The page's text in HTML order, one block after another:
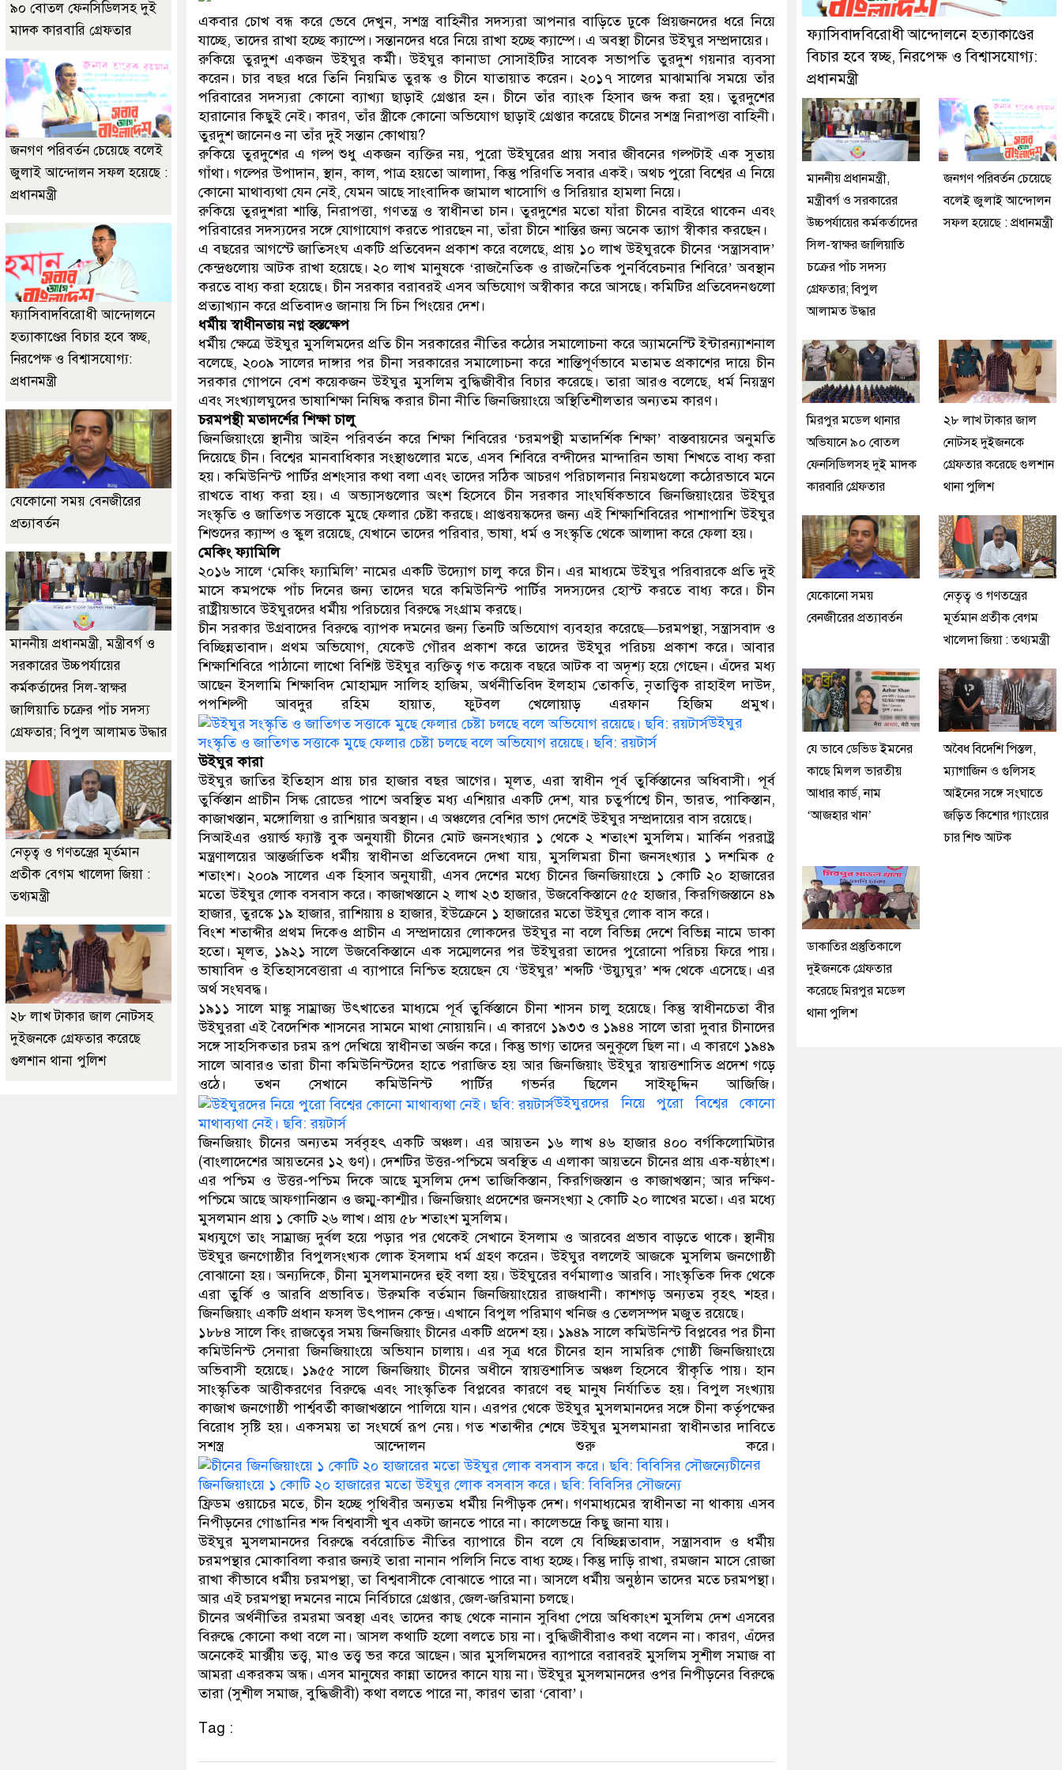
ডাকাতির প্রস্তুতিকালে দুইজনকে গ্রেফতার করেছে মিরপুর মডেল থানা পুলিশ
একবার চোখ বন্ধ করে ভেবে দেখুন, সশস্ত্র বাহিনীর সদস্যরা আপনার বাড়িতে ঢুকে প্রিয়জনদের ধরে নিয়ে
যাচ্ছে, তাদের রাখা হচ্ছে ক্যাম্পে। সন্তানদের ধরে নিয়ে রাখা হচ্ছে ক্যাম্পে। এ অবস্থা চীনের উইঘুর সম্প্রদায়ের।
রুকিয়ে তুরদুশ একজন উইঘুর কর্মী। উইঘুর কানাডা সোসাইটির সাবেক সভাপতি তুরদুশ গয়নার ব্যবসা
করেন। চার বছর ধরে তিনি নিয়মিত তুরস্ক ও চীনে যাতায়াত করেন। ২০১৭ সালের মাঝামাঝি সময়ে তাঁর
পরিবারের সদস্যরা কোনো ব্যাখ্যা ছাড়াই গ্রেপ্তার হন। চীনে তাঁর ব্যাংক হিসাব জব্দ করা হয়। তুরদুশের
হারানোর কিছুই নেই। কারণ, তাঁর স্ত্রীকে কোনো অভিযোগ ছাড়াই গ্রেপ্তার করেছে চীনের সশস্ত্র নিরাপত্তা বাহিনী।
তুরদুশ জানেনও না তাঁর দুই সন্তান কোথায়?
রুকিয়ে তুরদুশের এ গল্প শুধু একজন ব্যক্তির নয়, পুরো উইঘুরের প্রায় সবার জীবনের গল্পটাই এক সুতায়
গাঁথা। গল্পের উপাদান, স্থান, কাল, পাত্র হয়তো আলাদা, কিন্তু পরিণতি সবার একই। অথচ পুরো বিশ্বের এ নিয়ে
কোনো মাথাব্যথা যেন নেই, যেমন আছে সাংবাদিক জামাল খাসোগি ও সিরিয়ার হামলা নিয়ে।
রুকিয়ে তুরদুশরা শান্তি, নিরাপত্তা, গণতন্ত্র ও স্বাধীনতা চান। তুরদুশের মতো যাঁরা চীনের বাইরে থাকেন এবং
পরিবারের সদস্যদের সঙ্গে যোগাযোগ করতে পারছেন না, তাঁরা চীনে শান্তির জন্য অনেক ত্যাগ স্বীকার করছেন।
এ বছরের আগস্টে জাতিসংঘ একটি প্রতিবেদন প্রকাশ করে বলেছে, প্রায় ১০ লাখ উইঘুরকে চীনের ‘সন্ত্রাসবাদ’
কেন্দ্রগুলোয় আটক রাখা হয়েছে। ২০ লাখ মানুষকে ‘রাজনৈতিক ও রাজনৈতিক পুনর্বিবেচনার শিবিরে’ অবস্থান
করতে বাধ্য করা হয়েছে। চীন সরকার বরাবরই এসব অভিযোগ অস্বীকার করে আসছে। কমিটির প্রতিবেদনগুলো
প্রত্যাখ্যান করে প্রতিবাদও জানায় সি চিন পিংয়ের দেশ।
ধর্মীয় স্বাধীনতায় নগ্ন হস্তক্ষেপ
ধর্মীয় ক্ষেত্রে উইঘুর মুসলিমদের প্রতি চীন সরকারের নীতির কঠোর সমালোচনা করে অ্যামনেস্টি ইন্টারন্যাশনাল
বলেছে, ২০০৯ সালের দাঙ্গার পর চীনা সরকারের সমালোচনা করে শান্তিপূর্ণভাবে মতামত প্রকাশের দায়ে চীন
সরকার গোপনে বেশ কয়েকজন উইঘুর মুসলিম বুদ্ধিজীবীর বিচার করেছে। তারা আরও বলেছে, ধর্ম নিয়ন্ত্রণ
এবং সংখ্যালঘুদের ভাষাশিক্ষা নিষিদ্ধ করার চীনা নীতি জিনজিয়াংয়ে অস্থিতিশীলতার অন্যতম কারণ।
চরমপন্থী মতাদর্শের শিক্ষা চালু
জিনজিয়াংয়ে স্থানীয় আইন পরিবর্তন করে শিক্ষা শিবিরের ‘চরমপন্থী মতাদর্শিক শিক্ষা’ বাস্তবায়নের অনুমতি
দিয়েছে চীন। বিশ্বের মানবাধিকার সংস্থাগুলোর মতে, এসব শিবিরে বন্দীদের মান্দারিন ভাষা শিখতে বাধ্য করা
হয়। কমিউনিস্ট পার্টির প্রশংসার কথা বলা এবং তাদের সঠিক আচরণ পরিচালনার নিয়মগুলো কঠোরভাবে মনে
রাখতে বাধ্য করা হয়। এ অভ্যাসগুলোর অংশ হিসেবে চীন সরকার সাংঘর্ষিকভাবে জিনজিয়াংয়ের উইঘুর
সংস্কৃতি ও জাতিগত সত্তাকে মুছে ফেলার চেষ্টা করছে। প্রাপ্তবয়স্কদের জন্য এই শিক্ষাশিবিরের পাশাপাশি উইঘুর
শিশুদের ক্যাম্প ও স্কুল রয়েছে, যেখানে তাদের পরিবার, ভাষা, ধর্ম ও সংস্কৃতি থেকে আলাদা করে ফেলা হয়।
মেকিং ফ্যামিলি
২০১৬ সালে ‘মেকিং ফ্যামিলি’ নামের একটি উদ্যোগ চালু করে চীন। এর মাধ্যমে উইঘুর পরিবারকে প্রতি দুই
মাসে কমপক্ষে পাঁচ দিনের জন্য তাদের ঘরে কমিউনিস্ট পার্টির সদস্যদের হোস্ট করতে বাধ্য করে। চীন
রাষ্ট্রীয়ভাবে উইঘুরদের ধর্মীয় পরিচয়ের বিরুদ্ধে সংগ্রাম করছে।
চীন সরকার উগ্রবাদের বিরুদ্ধে ব্যাপক দমনের জন্য তিনটি অভিযোগ ব্যবহার করেছে—চরমপন্থা, সন্ত্রাসবাদ ও
বিচ্ছিন্নতাবাদ। প্রথম অভিযোগ, যেকেউ গৌরব প্রকাশ করে তাদের উইঘুর পরিচয় প্রকাশ করে। আবার
শিক্ষাশিবিরে পাঠানো লাখো বিশিষ্ট উইঘুর ব্যক্তিত্ব গত কয়েক বছরে আটক বা অদৃশ্য হয়ে গেছেন। এঁদের মধ্য
আছেন ইসলামি শিক্ষাবিদ মোহাম্মদ সালিহ হাজিম, অর্থনীতিবিদ ইলহাম তোকতি, নৃতাত্ত্বিক রাহাইল দাউদ,
পপশিল্পী আবদুর রহিম হায়াত, ফুটবল খেলোয়াড় এরফান হিজিম প্রমুখ।
উইঘুর
সংস্কৃতি ও জাতিগত সত্তাকে মুছে ফেলার চেষ্টা চলছে বলে অভিযোগ রয়েছে। ছবি: রয়টার্স
উইঘুর কারা
উইঘুর জাতির ইতিহাস প্রায় চার হাজার বছর আগের। মূলত, এরা স্বাধীন পূর্ব তুর্কিস্তানের অধিবাসী। পূর্ব
তুর্কিস্তান প্রাচীন সিল্ক রোডের পাশে অবস্থিত মধ্য এশিয়ার একটি দেশ, যার চতুর্পাশ্বে চীন, ভারত, পাকিস্তান,
কাজাখস্তান, মঙ্গোলিয়া ও রাশিয়ার অবস্থান। এ অঞ্চলের বেশির ভাগ দেশেই উইঘুর সম্প্রদায়ের বাস রয়েছে।
সিআইএর ওয়ার্ল্ড ফ্যাক্ট বুক অনুযায়ী চীনের মোট জনসংখ্যার ১ থেকে ২ শতাংশ মুসলিম। মার্কিন পররাষ্ট্র
মন্ত্রণালয়ের আন্তর্জাতিক ধর্মীয় স্বাধীনতা প্রতিবেদনে দেখা যায়, মুসলিমরা চীনা জনসংখ্যার ১ দশমিক ৫
শতাংশ। ২০০৯ সালের এক হিসাব অনুযায়ী, এসব দেশের মধ্যে চীনের জিনজিয়াংয়ে ১ কোটি ২০ হাজারের
মতো উইঘুর লোক বসবাস করে। কাজাখস্তানে ২ লাখ ২৩ হাজার, উজবেকিস্তানে ৫৫ হাজার, কিরগিজস্তানে ৪৯
হাজার, তুরস্কে ১৯ হাজার, রাশিয়ায় ৪ হাজার, ইউক্রেনে ১ হাজারের মতো উইঘুর লোক বাস করে।
বিংশ শতাব্দীর প্রথম দিকেও প্রাচীন এ সম্প্রদায়ের লোকদের উইঘুর না বলে বিভিন্ন দেশে বিভিন্ন নামে ডাকা
হতো। মূলত, ১৯২১ সালে উজবেকিস্তানে এক সম্মেলনের পর উইঘুররা তাদের পুরোনো পরিচয় ফিরে পায়।
ভাষাবিদ ও ইতিহাসবেত্তারা এ ব্যাপারে নিশ্চিত হয়েছেন যে ‘উইঘুর’ শব্দটি ‘উয়্যুঘুর’ শব্দ থেকে এসেছে। এর
অর্থ সংঘবদ্ধ।
১৯১১ সালে মাঙ্কু সাম্রাজ্য উৎখাতের মাধ্যমে পূর্ব তুর্কিস্তানে চীনা শাসন চালু হয়েছে। কিন্তু স্বাধীনচেতা বীর
উইঘুররা এই বৈদেশিক শাসনের সামনে মাথা নোয়ায়নি। এ কারণে ১৯৩৩ ও ১৯৪৪ সালে তারা দুবার চীনাদের
সঙ্গে সাহসিকতার চরম রূপ দেখিয়ে স্বাধীনতা অর্জন করে। কিন্তু ভাগ্য তাদের অনুকূলে ছিল না। এ কারণে ১৯৪৯
সালে আবারও তারা চীনা কমিউনিস্টদের হাতে পরাজিত হয় আর জিনজিয়াং উইঘুর স্বায়ত্তশাসিত প্রদেশ গড়ে
ওঠে। তখন সেখানে কমিউনিস্ট পার্টির গভর্নর ছিলেন সাইফুদ্দিন আজিজি।
উইঘুরদের নিয়ে পুরো বিশ্বের কোনো
মাথাব্যথা নেই। ছবি: রয়টার্স
জিনজিয়াং চীনের অন্যতম সর্ববৃহৎ একটি অঞ্চল। এর আয়তন ১৬ লাখ ৪৬ হাজার ৪০০ বর্গকিলোমিটার
(বাংলাদেশের আয়তনের ১২ গুণ)। দেশটির উত্তর-পশ্চিমে অবস্থিত এ এলাকা আয়তনে চীনের প্রায় এক-ষষ্ঠাংশ।
এর পশ্চিম ও উত্তর-পশ্চিম দিকে আছে মুসলিম দেশ তাজিকিস্তান, কিরগিজস্তান ও কাজাখস্তান; আর দক্ষিণ-
পশ্চিমে আছে আফগানিস্তান ও জম্মু-কাশ্মীর। জিনজিয়াং প্রদেশের জনসংখ্যা ২ কোটি ২০ লাখের মতো। এর মধ্যে
মুসলমান প্রায় ১ কোটি ২৬ লাখ। প্রায় ৫৮ শতাংশ মুসলিম।
মধ্যযুগে তাং সাম্রাজ্য দুর্বল হয়ে পড়ার পর থেকেই সেখানে ইসলাম ও আরবের প্রভাব বাড়তে থাকে। স্থানীয়
উইঘুর জনগোষ্ঠীর বিপুলসংখ্যক লোক ইসলাম ধর্ম গ্রহণ করেন। উইঘুর বললেই আজকে মুসলিম জনগোষ্ঠী
বোঝানো হয়। অন্যদিকে, চীনা মুসলমানদের হুই বলা হয়। উইঘুরের বর্ণমালাও আরবি। সাংস্কৃতিক দিক থেকে
এরা তুর্কি ও আরবি প্রভাবিত। উরুমকি বর্তমান জিনজিয়াংয়ের রাজধানী। কাশগড় অন্যতম বৃহৎ শহর।
জিনজিয়াং একটি প্রধান ফসল উৎপাদন কেন্দ্র। এখানে বিপুল পরিমাণ খনিজ ও তেলসম্পদ মজুত রয়েছে।
১৮৮৪ সালে কিং রাজত্বের সময় জিনজিয়াং চীনের একটি প্রদেশ হয়। ১৯৪৯ সালে কমিউনিস্ট বিপ্লবের পর চীনা
কমিউনিস্ট সেনারা জিনজিয়াংয়ে অভিযান চালায়। এর সূত্র ধরে চীনের হান সামরিক গোষ্ঠী জিনজিয়াংয়ে
অভিবাসী হয়েছে। ১৯৫৫ সালে জিনজিয়াং চীনের অধীনে স্বায়ত্তশাসিত অঞ্চল হিসেবে স্বীকৃতি পায়। হান
সাংস্কৃতিক আত্তীকরণের বিরুদ্ধে এবং সাংস্কৃতিক বিপ্লবের কারণে বহু মানুষ নির্যাতিত হয়। বিপুল সংখ্যায়
কাজাখ জনগোষ্ঠী পার্শ্ববর্তী কাজাখস্তানে পালিয়ে যান। এরপর থেকে উইঘুর মুসলমানদের সঙ্গে চীনা কর্তৃপক্ষের
বিরোধ সৃষ্টি হয়। একসময় তা সংঘর্ষে রূপ নেয়। গত শতাব্দীর শেষে উইঘুর মুসলমানরা স্বাধীনতার দাবিতে
সশস্ত্র আন্দোলন শুরু করে।
চীনের
জিনজিয়াংয়ে ১ কোটি ২০ হাজারের মতো উইঘুর লোক বসবাস করে। ছবি: বিবিসির সৌজন্যে
ফ্রিডম ওয়াচের মতে, চীন হচ্ছে পৃথিবীর অন্যতম ধর্মীয় নিপীড়ক দেশ। গণমাধ্যমের স্বাধীনতা না থাকায় এসব
নিপীড়নের গোঙানির শব্দ বিশ্ববাসী খুব একটা জানতে পারে না। কালেভদ্রে কিছু জানা যায়।
উইঘুর মুসলমানদের বিরুদ্ধে বর্বরোচিত নীতির ব্যাপারে চীন বলে যে বিচ্ছিন্নতাবাদ, সন্ত্রাসবাদ ও ধর্মীয়
চরমপন্থার মোকাবিলা করার জন্যই তারা নানান পলিসি নিতে বাধ্য হচ্ছে। কিন্তু দাড়ি রাখা, রমজান মাসে রোজা
রাখা কীভাবে ধর্মীয় চরমপন্থা, তা বিশ্ববাসীকে বোঝাতে পারে না। আসলে ধর্মীয় অনুষ্ঠান তাদের মতে চরমপন্থা।
আর এই চরমপন্থা দমনের নামে নির্বিচারে গ্রেপ্তার, জেল-জরিমানা চলছে।
চীনের অর্থনীতির রমরমা অবস্থা এবং তাদের কাছ থেকে নানান সুবিধা পেয়ে অধিকাংশ মুসলিম দেশ এসবের
বিরুদ্ধে কোনো কথা বলে না। আসল কথাটি হলো বলতে চায় না। বুদ্ধিজীবীরাও কথা বলেন না। কারণ, এঁদের
অনেকেই মার্ক্সীয় তত্ত্ব, মাও তত্ত্ব ভর করে আছেন। আর মুসলিমদের ব্যাপারে বরাবরই মুসলিম সুশীল সমাজ বা
আমরা একরকম অন্ধ। এসব মানুষের কান্না তাদের কানে যায় না। উইঘুর মুসলমানদের ওপর নিপীড়নের বিরুদ্ধে
তারা (সুশীল সমাজ, বুদ্ধিজীবী) কথা বলতে পারে না, কারণ তারা ‘বোবা’।
Tag :
৯০ বোতল ফেনসিডিলসহ দুই
মাদক কারবারি গ্রেফতার
জনগণ পরিবর্তন চেয়েছে বলেই
জুলাই আন্দোলন সফল হয়েছে :
প্রধানমন্ত্রী
ফ্যাসিবাদবিরোধী আন্দোলনে
হত্যাকাণ্ডের বিচার হবে স্বচ্ছ,
নিরপেক্ষ ও বিশ্বাসযোগ্য:
প্রধানমন্ত্রী
যেকোনো সময় বেনজীরের
প্রত্যাবর্তন
মাননীয় প্রধানমন্ত্রী, মন্ত্রীবর্গ ও
সরকারের উচ্চপর্যায়ের
কর্মকর্তাদের সিল-স্বাক্ষর
জালিয়াতি চক্রের পাঁচ সদস্য
গ্রেফতার; বিপুল আলামত উদ্ধার
নেতৃত্ব ও গণতন্ত্রের মূর্তমান
প্রতীক বেগম খালেদা জিয়া :
তথ্যমন্ত্রী
২৮ লাখ টাকার জাল নোটসহ
দুইজনকে গ্রেফতার করেছে
গুলশান থানা পুলিশ
ফ্যাসিবাদবিরোধী আন্দোলনে হত্যাকাণ্ডের
বিচার হবে স্বচ্ছ, নিরপেক্ষ ও বিশ্বাসযোগ্য:
প্রধানমন্ত্রী
মাননীয় প্রধানমন্ত্রী,
মন্ত্রীবর্গ ও সরকারের
উচ্চপর্যায়ের কর্মকর্তাদের
সিল-স্বাক্ষর জালিয়াতি
চক্রের পাঁচ সদস্য
গ্রেফতার; বিপুল
আলামত উদ্ধার
জনগণ পরিবর্তন চেয়েছে
বলেই জুলাই আন্দোলন
সফল হয়েছে : প্রধানমন্ত্রী
মিরপুর মডেল থানার
অভিযানে ৯০ বোতল
ফেনসিডিলসহ দুই মাদক
কারবারি গ্রেফতার
২৮ লাখ টাকার জাল
নোটসহ দুইজনকে
গ্রেফতার করেছে গুলশান
থানা পুলিশ
যেকোনো সময়
বেনজীরের প্রত্যাবর্তন
নেতৃত্ব ও গণতন্ত্রের
মূর্তমান প্রতীক বেগম
খালেদা জিয়া : তথ্যমন্ত্রী
যে ভাবে ডেভিড ইমনের
কাছে মিলল ভারতীয়
আধার কার্ড, নাম
‘আজহার খান’
অবৈধ বিদেশি পিস্তল,
ম্যাগাজিন ও গুলিসহ
আইনের সঙ্গে সংঘাতে
জড়িত কিশোর গ্যাংয়ের
চার শিশু আটক
ডাকাতির প্রস্তুতিকালে
দুইজনকে গ্রেফতার
করেছে মিরপুর মডেল
থানা পুলিশ